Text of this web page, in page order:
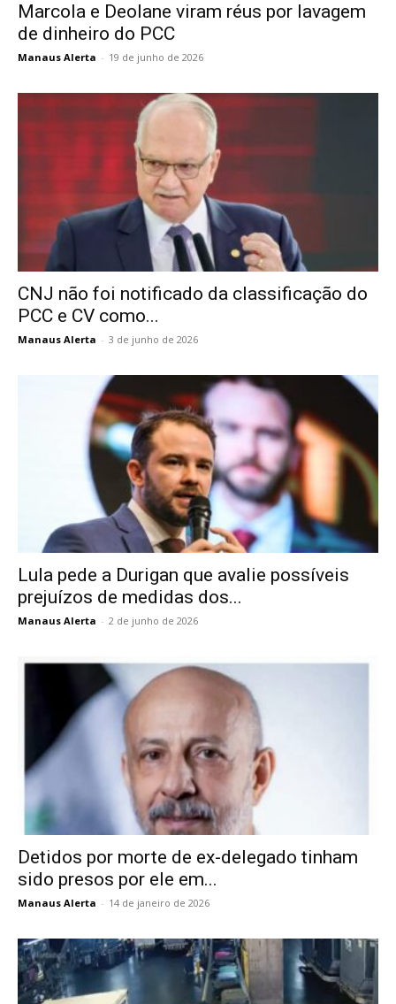
Marcola e Deolane viram réus por lavagem
de dinheiro do PCC
Manaus Alerta - 19 de junho de 2026
CNJ não foi notificado da classificação do
PCC e CV como...
Manaus Alerta - 3 de junho de 2026
Lula pede a Durigan que avalie possíveis
prejuízos de medidas dos...
Manaus Alerta - 2 de junho de 2026
Detidos por morte de ex-delegado tinham
sido presos por ele em...
Manaus Alerta - 14 de janeiro de 2026